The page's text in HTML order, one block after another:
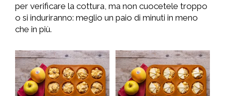
per verificare la cottura, ma non cuocetele troppo
o si induriranno: meglio un paio di minuti in meno
che in più.